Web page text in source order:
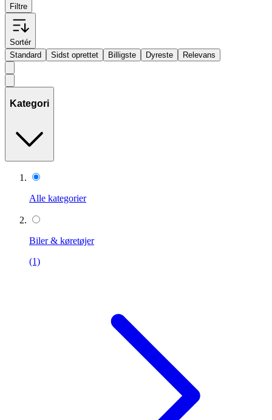
Filtre
Sortér
Standard
Sidst oprettet Billigste Dyreste Relevans
Kategori
Alle kategorier
Biler & køretøjer
(1)